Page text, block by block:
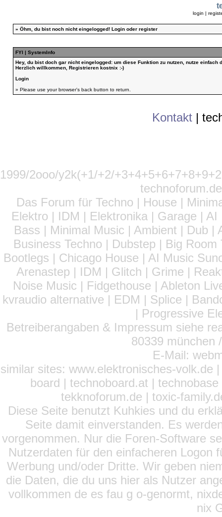
login |
» Öhm, du bist noch nicht eingelogged! Loginoder register
FYI | SystemInfo
Hey, du bist doch gar nicht eingelogged: um diese Funktion zu nutzen, nutze
Herzlich willkommen, Registrieren kostnix :-)
Login
» Please use your browser's back button to return.
Kontakt |
1999/2ooo/y2k(+1/+2/
Das Forum für Techno | House |
Elektro | IDM | Elektronika | Garage |
Bass | Minimal Music | Ambient | Dub
Business Techno | Dubstep | Big
Bootlegs | Chicago House | AI Music
Arenastep | IDM | Glitch | Grime |
Noise Music | Fidgethouse | Ableton
kvraudio alternative | EDM | Splice |
| Progressive
Betreiberangaben & Impressum siehe
80339 münchen
E-Mail:
similar sites: www.elektronisches-volk.de
board | technoboard.at |
tekknoforum.de | toxic-
Diese Seite benutzt Kuhkies und du
Seite damit einverstanden. Es
vorgenommen. Nur die Foren-Software
Nutzerdaten für den einfacheren Logon
Werbung und/oder Dritte. Wir geben
die Daten, die du uns hier als Nutzer
vollkommen de es fau g o-genormt,
nix